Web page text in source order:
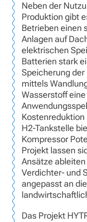
Neben der
Produktion gibt
Betrieben einen
Anlagen auf
elektrischen
Batterien stark
Speicherung
mittels
Wasserstoff
Kostenreduktion
H2-Tankstelle
Kompressor
Projekt lassen
Ansätze
Verdichter- und
angepasst an
Das Projekt